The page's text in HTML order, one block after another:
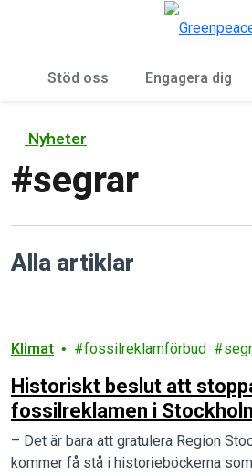
Stöd oss Engagera dig
Nyheter
#segrar
Alla artiklar
Klimat fossilreklamförbud
Historiskt beslut att
fossilreklamen i
kollektivtrafik
– Det är bara att gratulera Region
kommer få stå i historieböckerna